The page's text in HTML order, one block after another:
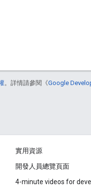
。詳情請參閱《Google
實用資源
開發人員總覽頁面
4-minute videos for